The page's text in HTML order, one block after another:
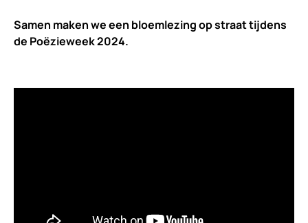
Samen maken we een bloemlezing op straat tijdens
de Poëzieweek 2024.